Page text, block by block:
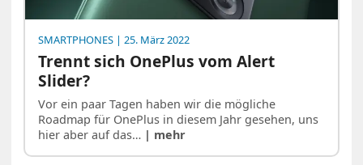
SMARTPHONES | 25. März 2022
Trennt sich OnePlus vom Alert
Slider?
Vor ein paar Tagen haben wir die mögliche
Roadmap für OnePlus in diesem Jahr gesehen, uns
hier aber auf das… | mehr